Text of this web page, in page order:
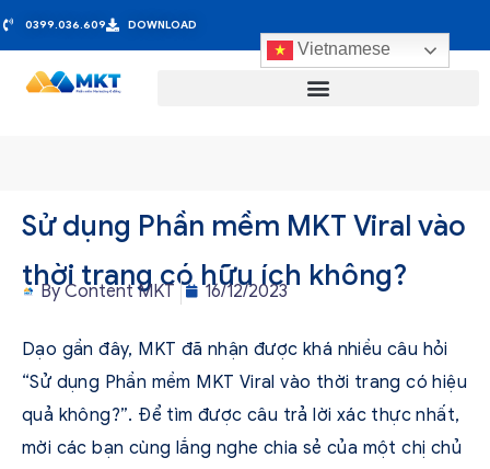
0399.036.609 DOWNLOAD
Vietnamese
Sử dụng Phần mềm MKT Viral vào
thời trang có hữu ích không?
ByContent MKT 16/12/2023
Dạo gần đây, MKT đã nhận được khá nhiều câu hỏi
“Sử dụng Phần mềm MKT Viral vào thời trang có hiệu
quả không?”. Để tìm được câu trả lời xác thực nhất,
mời các bạn cùng lắng nghe chia sẻ của một chị chủ